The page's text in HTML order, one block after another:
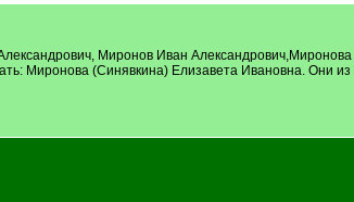
Миронов Иван
Миронова (Синявкина) Елизавета Ивановна. Они из